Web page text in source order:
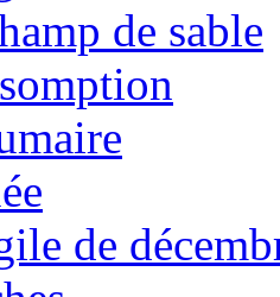
de sable
de